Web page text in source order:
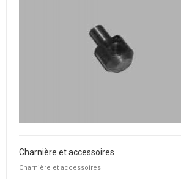
Charnière et accessoires
Charnière et accessoires